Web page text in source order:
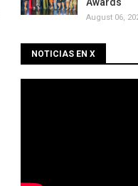
August 06,
NOTICIAS EN X